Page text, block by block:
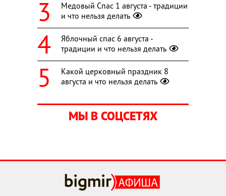
Медовый Спас 1 августа - традиции
и что нельзя делать
Яблочный спас 6 августа -
традиции и что нельзя делать
Какой церковный праздник 8
августа и что нельзя делать
МЫ В СОЦСЕТЯХ